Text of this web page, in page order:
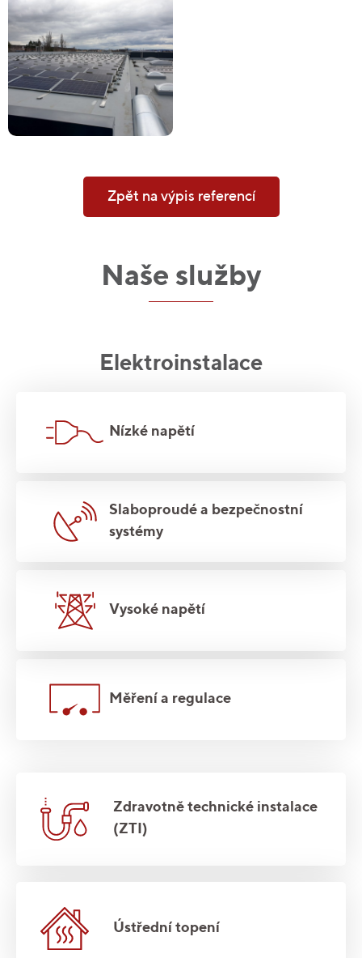
Zpět na výpis referencí
Naše služby
Elektroinstalace
Nízké napětí
Slaboproudé a bezpečnostní
systémy
Vysoké napětí
Měření a regulace
Zdravotně technické instalace
(ZTI)
Ústřední topení